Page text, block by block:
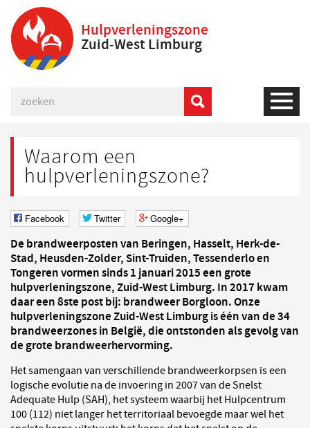
Hulpverleningszone
Zuid-West Limburg
Waarom een
hulpverleningszone?
Facebook Twitter Google+
De brandweerposten van Beringen, Hasselt, Herk-de-
Stad, Heusden-Zolder, Sint-Truiden, Tessenderlo en
Tongeren vormen sinds 1 januari 2015 een grote
hulpverleningszone, Zuid-West Limburg. In 2017 kwam
daar een 8ste post bij: brandweer Borgloon. Onze
hulpverleningszone Zuid-West Limburg is één van de 34
brandweerzones in België, die ontstonden als gevolg van
de grote brandweerhervorming.
Het samengaan van verschillende brandweerkorpsen is een
logische evolutie na de invoering in 2007 van de Snelst
Adequate Hulp (SAH), het systeem waarbij het Hulpcentrum
100 (112) niet langer het territoriaal bevoegde maar wel het